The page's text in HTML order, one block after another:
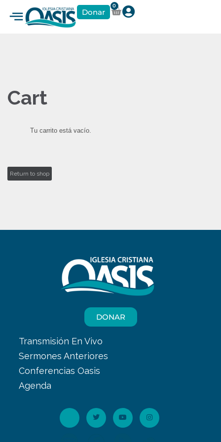
Donar
0
Cart
Tu carrito está vacío.
Return to shop
DONAR
Transmisión En Vivo
Sermones Anteriores
Conferencias Oasis
Agenda